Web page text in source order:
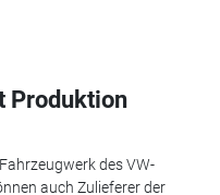
Produktion
des VW-
auch Zulieferer der